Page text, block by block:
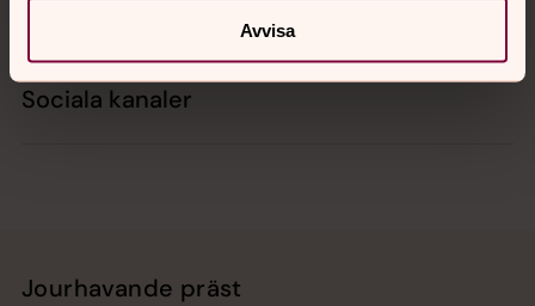
Avvisa
Hitta snabbt
Sociala kanaler
Jourhavande präst